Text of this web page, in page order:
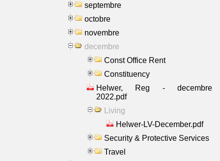
septembre
octobre
novembre
decembre
Const Office Rent
Constituency
Helwer, Reg - decembre
2022.pdf
Living
Helwer-LV-December.pdf
Security & Protective Services
Travel